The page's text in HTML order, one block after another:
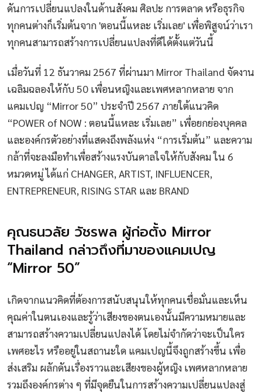
ดันการเปลี่ยนแปลงในด้านสังคม ศิลปะ การตลาด หรือธุรกิจ
ทุกคนต่างก็เริ่มต้นจาก 'ตอนนี้แหละ เริ่มเลย' เพื่อพิสูจน์ว่าเรา
ทุกคนสามารถสร้างการเปลี่ยนแปลงที่ดีได้ตั้งแต่วันนี้
เมื่อวันที่ 12 ธันวาคม 2567 ที่ผ่านมา Mirror Thailand จัดงาน
เฉลิมฉลองให้กับ 50 เพื่อนหญิงและเพศหลากหลาย จาก
แคมเปญ “Mirror 50” ประจำปี 2567 ภายใต้แนวคิด
“POWER of NOW : ตอนนี้แหละ เริ่มเลย” เพื่อยกย่องบุคคล
และองค์กรตัวอย่างที่แสดงถึงพลังแห่ง “การเริ่มต้น” และความ
กล้าที่จะลงมือทำเพื่อสร้างแรงบันดาลใจให้กับสังคม ใน 6
หมวดหมู่ ได้แก่ CHANGER, ARTIST, INFLUENCER,
ENTREPRENEUR, RISING STAR และ BRAND
คุณธนวลัย วัชรพล ผู้ก่อตั้ง Mirror
Thailand กล่าวถึงที่มาของแคมเปญ
“Mirror 50”
เกิดจากแนวคิดที่ต้องการสนับสนุนให้ทุกคนเชื่อมั่นและเห็น
คุณค่าในตนเองและรู้ว่าเสียงของตนเองนั้นมีความหมายและ
สามารถสร้างความเปลี่ยนแปลงได้ โดยไม่จำกัดว่าจะเป็นใคร
เพศอะไร หรืออยู่ในสถานะใด แคมเปญนี้จึงถูกสร้างขึ้น เพื่อ
ส่งเสริม ผลักดันเรื่องราวและเสียงของผู้หญิง เพศหลากหลาย
รวมถึงองค์กรต่าง ๆ ที่มีจุดยืนในการสร้างความเปลี่ยนแปลงสู่